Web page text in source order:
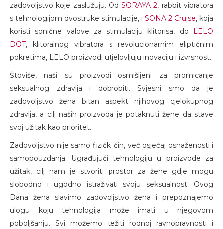
zadovoljstvo koje zaslužuju. OdSORAYA 2, rabbit vibratora
s tehnologijom dvostruke stimulacije, i SONA 2 Cruise, koja
koristi sonične valove za stimulaciju klitorisa, do LELO
DOT, klitoralnog vibratora s revolucionarnim eliptičnim
pokretima, LELO proizvodi utjelovljuju inovaciju i izvrsnost.
Štoviše, naši su proizvodi osmišljeni za promicanje
seksualnog zdravlja i dobrobiti. Svjesni smo da je
zadovoljstvo žena bitan aspekt njihovog cjelokupnog
zdravlja, a cilj naših proizvoda je potaknuti žene da stave
svoj užitak kao prioritet.
Zadovoljstvo nije samo fizički čin, već osjećaj osnaženosti i
samopouzdanja. Ugrađujući tehnologiju u proizvode za
užitak, cilj nam je stvoriti prostor za žene gdje mogu
slobodno i ugodno istraživati svoju seksualnost. Ovog
Dana žena slavimo zadovoljstvo žena i prepoznajemo
ulogu koju tehnologija može imati u njegovom
poboljšanju. Svi možemo težiti rodnoj ravnopravnosti i